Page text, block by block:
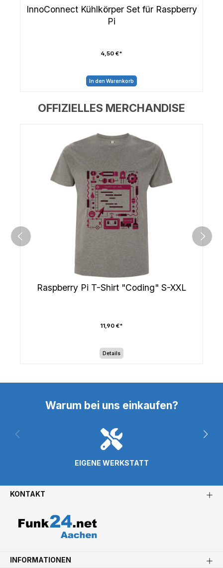
InnoConnect Kühlkörper Set für Raspberry
Pi
4,50 €*
In den Warenkorb
OFFIZIELLES MERCHANDISE
Raspberry Pi T-Shirt "Coding" S-XXL
11,90 €*
Details
Warum bei uns einkaufen?
EIGENE WERKSTATT
KONTAKT
INFORMATIONEN